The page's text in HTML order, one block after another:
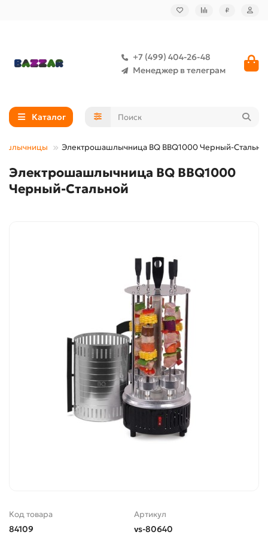
₽
+7 (499) 404-26-48
Менеджер в телеграм
Каталог
Электрошашлычница BQ BBQ1000 Черный-
Электрошашлычница BQ BBQ1000
Черный-Стальной
Код товара
84109
Артикул
vs-80640